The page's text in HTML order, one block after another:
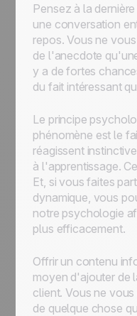
Pensez à la
une conversation
repos. Vous ne
de l'anecdote
y a de fortes
du fait intéressant
Le principe
phénomène est le
réagissent
à l'apprentissage.
Et, si vous faites
dynamique, vous
notre psychologie
plus efficacement.
Offrir un contenu
moyen d'ajouter de
client. Vous ne
de quelque chose